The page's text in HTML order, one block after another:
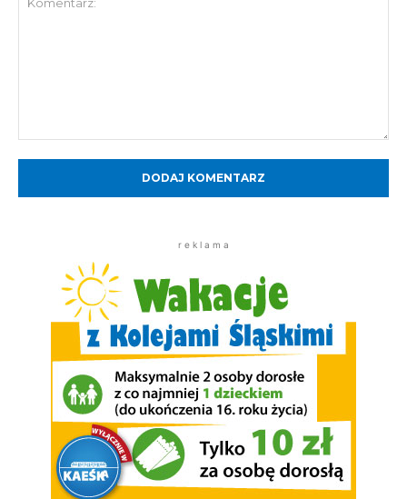
r e k l a m a